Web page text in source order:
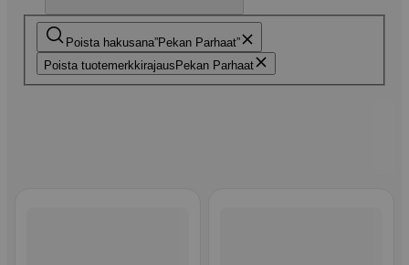
Poista hakusana Pekan Parhaat
Poista tuotemerkkirajaus Pekan Parhaat